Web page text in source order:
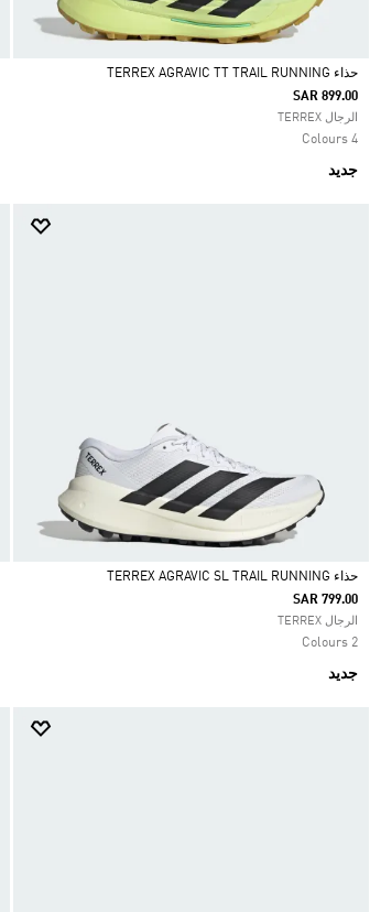
Selected
حذاء TERREX AGRAVIC TT TRAIL RUNNING
SAR 899.00
الرجال TERREX
4 Colours
جديد
Selected
حذاء TERREX AGRAVIC SL TRAIL RUNNING
SAR 799.00
الرجال TERREX
2 Colours
جديد